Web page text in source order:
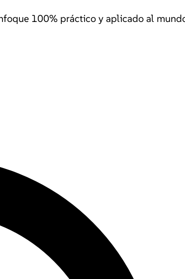
100% práctico y aplicado al